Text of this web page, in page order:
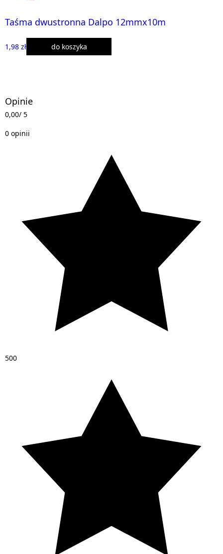
Taśma dwustronna Dalpo 12mmx10m
1,98 zł do koszyka
Opinie
0,00/ 5
0 opinii
500